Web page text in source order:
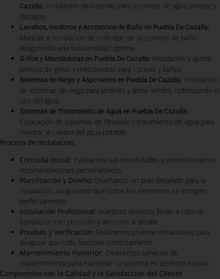
Cazalla: Instalación de tuberías para sistemas de agua potable y
desagüe.
Lavabos, Inodoros y Accesorios de Baño en Puebla De Cazalla:
Montaje e instalación de todo tipo de accesorios de baño,
asegurando una funcionalidad óptima.
Grifos y Mezcladoras en Puebla De Cazalla: Instalación y ajuste
preciso de grifos y mezcladoras para cocinas y baños.
Sistemas de Riego y Aspersores en Puebla De Cazalla: Instalación
de sistemas de riego para jardines y áreas verdes, optimizando el
uso del agua.
Sistemas de Tratamiento de Agua en Puebla De Cazalla:
Colocación de sistemas de filtración y tratamiento de agua para
mejorar la calidad del agua potable.
Proceso de Instalación:
Consulta Inicial: Evaluamos tus necesidades y proporcionamos
recomendaciones personalizadas.
Planificación y Diseño: Diseñamos un plan detallado para la
instalación, asegurando que todos los elementos se integren
perfectamente.
Instalación Profesional: Nuestros técnicos llevan a cabo la
instalación con precisión y atención al detalle.
Pruebas y Verificación: Realizamos pruebas exhaustivas para
asegurar que todo funcione correctamente.
Mantenimiento Posterior: Ofrecemos servicios de
mantenimiento para mantener tu sistema en perfecto estado.
Compromiso con la Calidad y la Satisfacción del Cliente